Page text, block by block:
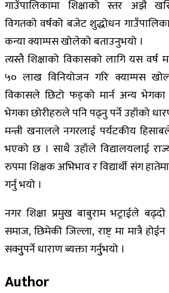
गाउँपालिकामा शिक्षाको स्तर अझै
विगतको वर्षको बजेट शुद्धोधन
कन्या क्याम्पस खोलेको बताउनुभयो ।
त्यस्तै शिक्षाको विकासको लागि यस वर्ष
५० लाख विनियोजन गरि क्याम्पस
विकासले छिटो फड्को मार्न अन्य भेगका
भेगका छोरीहरुले पनि पढ्नु पर्ने उहाँको
मन्त्री खनालले नगरलाई पर्यटकीय
भएको छ । साथै उहाँले विद्यालयलाई
रुपमा शिक्षक अभिभाव र विद्यार्थी संग
गर्नु भयो ।
नगर शिक्षा प्रमुख बाबुराम भट्राईले
समाज, छिमेकी जिल्ला, राष्ट् मा मात्रै होईन
सक्नुुपर्ने धाराण ब्यक्ता गर्नुुभयो ।
Author